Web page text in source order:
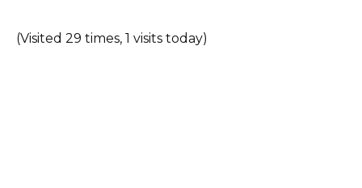
(Visited 29 times, 1 visits today)